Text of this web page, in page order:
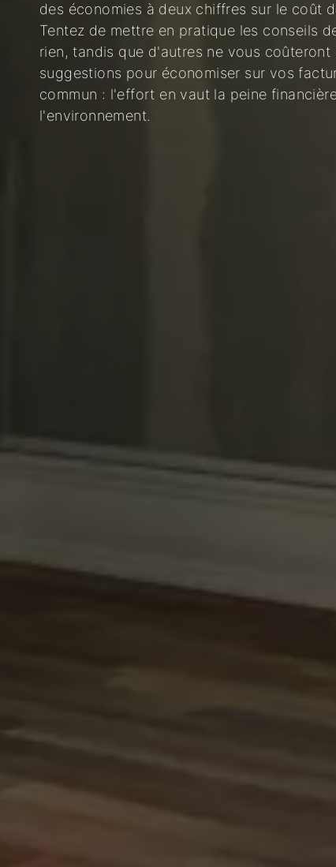
des économies à deux chiffres sur le coût
Tentez de mettre en pratique les conseils
rien, tandis que d'autres ne vous coûteront
suggestions pour économiser sur vos
commun : l'effort en vaut la peine
l'environnement.